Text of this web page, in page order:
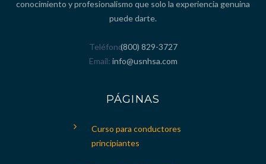
conocimiento y profesionalismo que solo la experiencia genuina
puede darte.
Teléfono(800) 829-3727
Email info@usnhsa.com
PÁGINAS
Curso para conductores
principiantes